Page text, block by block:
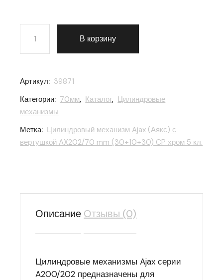
Количество товара Цилиндровый механизм Ajax
В корзину
Артикул: 39871
Категории: 70мм, Каталог, Цилиндровые
механизмы
Метка: Цилиндровый механизм Ajax (Аякс) с
вертушкой AX202/70 mm (30+10+30) CP хром 5 кл.
Описание Отзывы (0)
Цилиндровые механизмы Ajax серии
A200/202 предназначены для